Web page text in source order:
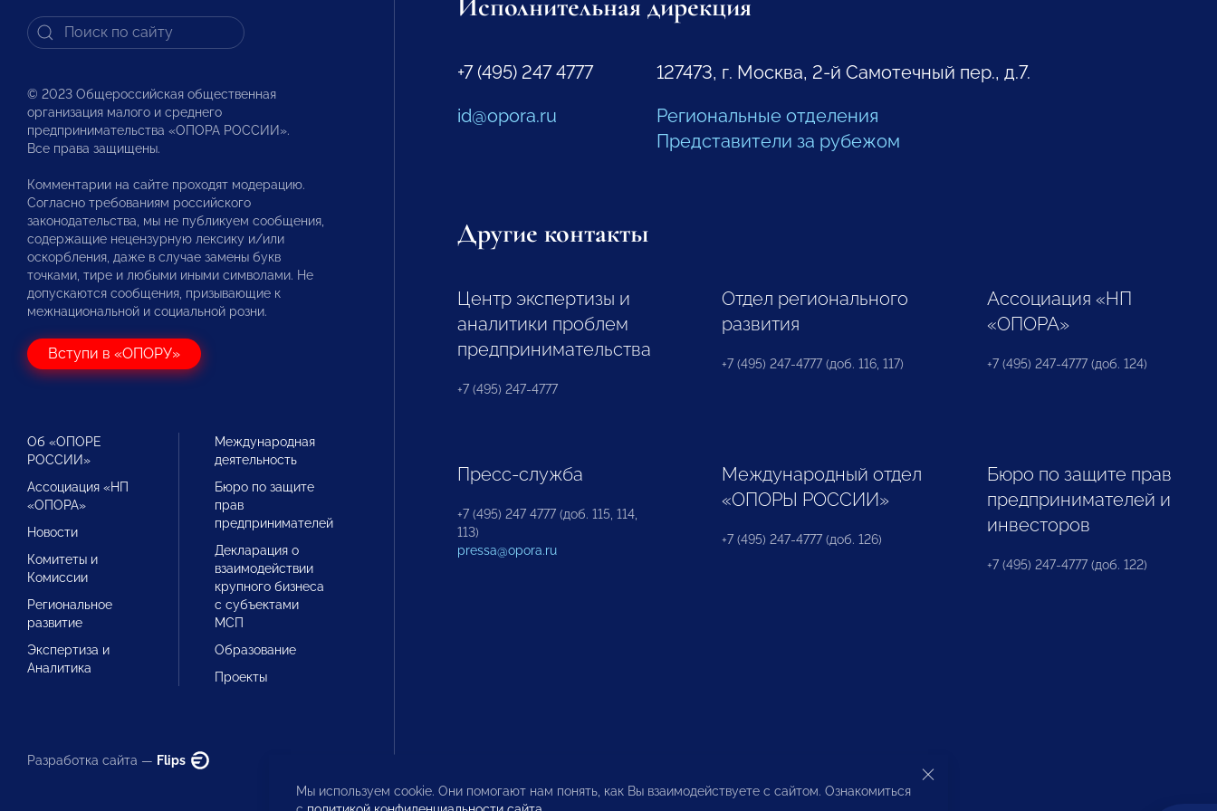
© 2023 Общероссийская общественная
организация малого и среднего
предпринимательства «ОПОРА РОССИИ».
Все права защищены.
Комментарии на сайте проходят модерацию.
Согласно требованиям российского
законодательства, мы не публикуем сообщения,
содержащие нецензурную лексику и/или
оскорбления, даже в случае замены букв
точками, тире и любыми иными символами. Не
допускаются сообщения, призывающие к
межнациональной и социальной розни.
Вступи в «ОПОРУ»
Об «ОПОРЕ
РОССИИ»
Ассоциация «НП
«ОПОРА»
Новости
Комитеты и
Комиссии
Региональное
развитие
Экспертиза и
Аналитика
Международная
деятельность
Бюро по защите
прав
предпринимателей
Декларация о
взаимодействии
крупного бизнеса
с субъектами
МСП
Образование
Проекты
Разработка сайта — Flips
+7 (495) 247 4777
id@opora.ru
127473, г. Москва, 2-й Самотечный пер., д.7.
Региональные отделения
Представители за рубежом
Другие контакты
Центр экспертизы и
аналитики проблем
предпринимательства
+7 (495) 247-4777
Отдел регионального
развития
+7 (495) 247-4777 (доб. 116, 117)
Ассоциация «НП
«ОПОРА»
+7 (495) 247-4777 (доб. 124)
Пресс-служба
+7 (495) 247 4777 (доб. 115, 114,
113)
pressa@opora.ru
Международный отдел
«ОПОРЫ РОССИИ»
+7 (495) 247-4777 (доб. 126)
Бюро по защите прав
предпринимателей и
инвесторов
+7 (495) 247-4777 (доб. 122)
Мы используем cookie. Они помогают нам понять, как Вы взаимодействуете с сайтом. Ознакомиться